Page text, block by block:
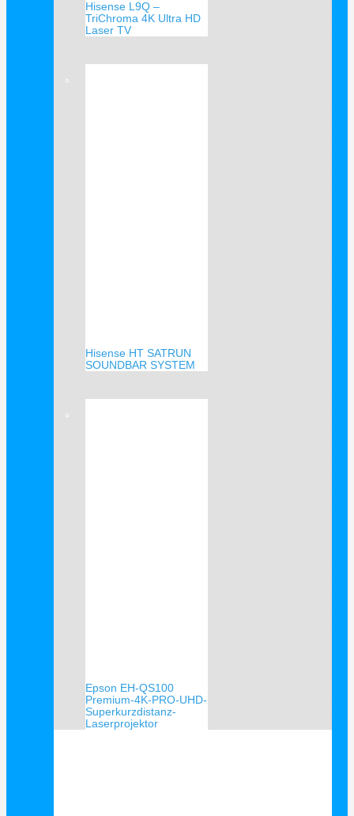
Hisense L9Q –
TriChroma 4K Ultra HD
Laser TV
Hisense HT SATRUN
SOUNDBAR SYSTEM
Epson EH-QS100
Premium-4K-PRO-UHD-
Superkurzdistanz-
Laserprojektor